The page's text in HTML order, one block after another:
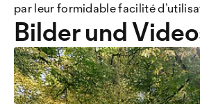
par leur formidable facilité
Bilder und